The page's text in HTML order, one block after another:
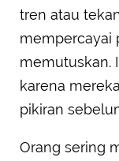
tren atau
mempercayai
memutuskan.
karena
pikiran
Orang sering